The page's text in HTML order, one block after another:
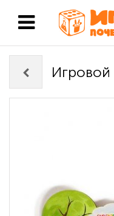
Игровой